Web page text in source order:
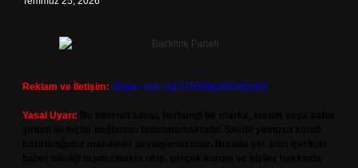
Reklam ve İletişim: Skype: live:.cid.575569c608265c69
Yasal Uyarı: